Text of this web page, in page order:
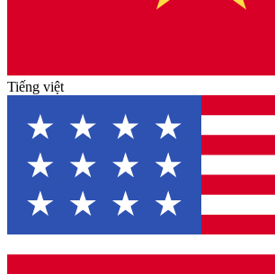
Tiếng việt